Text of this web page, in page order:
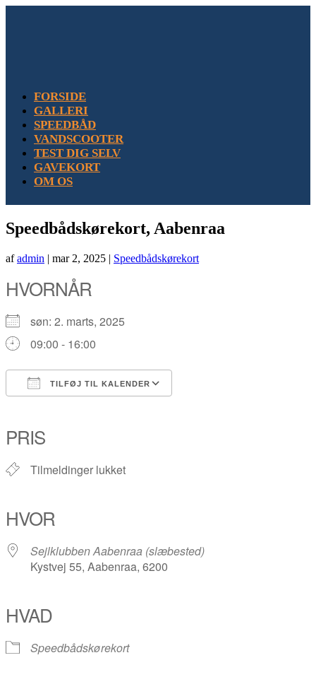
FORSIDE
GALLERI
SPEEDBÅD
VANDSCOOTER
TEST DIG SELV
GAVEKORT
OM OS
Speedbådskørekort, Aabenraa
afadmin | mar 2, 2025 | Speedbådskørekort
HVORNÅR
søn: 2. marts, 2025
09:00 - 16:00
TILFØJ TIL KALENDER
PRIS
Tilmeldinger lukket
HVOR
Sejlklubben Aabenraa (slæbested)
Kystvej 55, Aabenraa, 6200
HVAD
Speedbådskørekort